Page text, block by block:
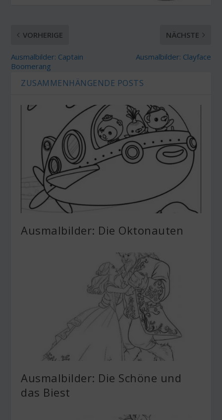
VORHERIGE
Ausmalbilder: Captain
Boomerang
NÄCHSTE
Ausmalbilder: Clayface
ZUSAMMENHÄNGENDE POSTS
Ausmalbilder: Die Oktonauten
Ausmalbilder: Die Schöne und
das Biest